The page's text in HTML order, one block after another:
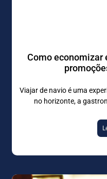
Como economizar
Viajar de navio é uma
no horizonte, a